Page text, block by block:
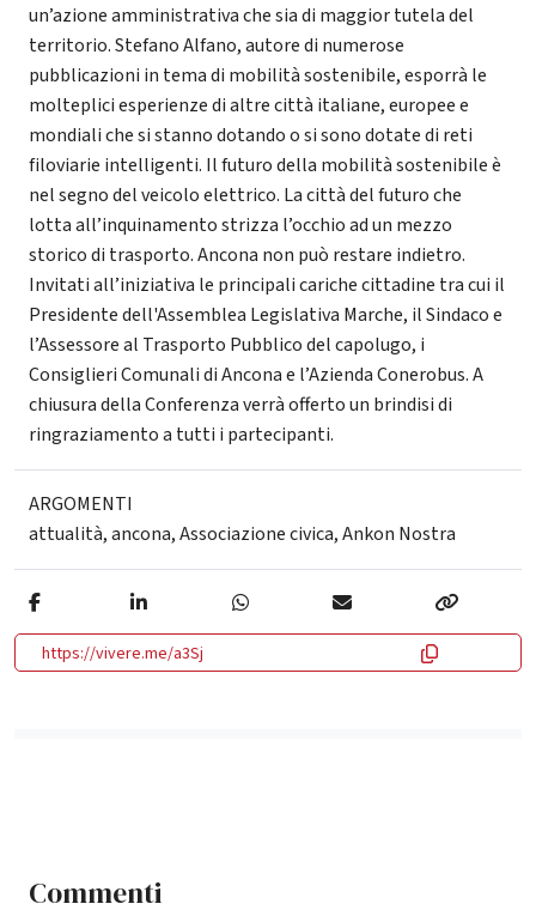
un’azione amministrativa che sia di maggior tutela del
territorio. Stefano Alfano, autore di numerose
pubblicazioni in tema di mobilità sostenibile, esporrà le
molteplici esperienze di altre città italiane, europee e
mondiali che si stanno dotando o si sono dotate di reti
filoviarie intelligenti. Il futuro della mobilità sostenibile è
nel segno del veicolo elettrico. La città del futuro che
lotta all’inquinamento strizza l’occhio ad un mezzo
storico di trasporto. Ancona non può restare indietro.
Invitati all’iniziativa le principali cariche cittadine tra cui il
Presidente dell'Assemblea Legislativa Marche, il Sindaco e
l’Assessore al Trasporto Pubblico del capolugo, i
Consiglieri Comunali di Ancona e l’Azienda Conerobus. A
chiusura della Conferenza verrà offerto un brindisi di
ringraziamento a tutti i partecipanti.
ARGOMENTI
attualità,ancona,Associazione civica,Ankon Nostra
https://vivere.me/a3Sj
Commenti